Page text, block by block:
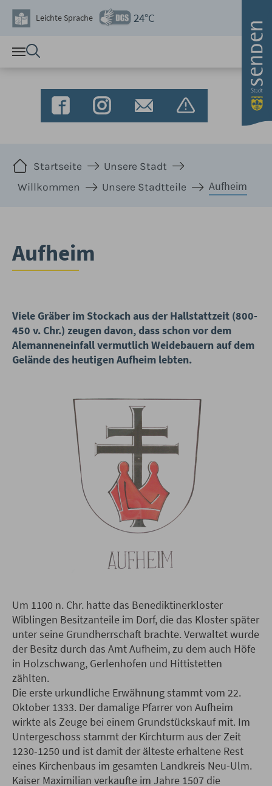
Zum Hauptinhalt springen
Leichte Sprache 24°C
Startseite
Unsere Stadt
Willkommen
Unsere Stadtteile Aufheim
Aufheim
Viele Gräber im Stockach aus der Hallstattzeit (800-
450 v. Chr.) zeugen davon, dass schon vor dem
Alemanneneinfall vermutlich Weidebauern auf dem
Gelände des heutigen Aufheim lebten.
Um 1100 n. Chr. hatte das Benediktinerkloster
Wiblingen Besitzanteile im Dorf, die das Kloster später
unter seine Grundherrschaft brachte. Verwaltet wurde
der Besitz durch das Amt Aufheim, zu dem auch Höfe
in Holzschwang, Gerlenhofen und Hittistetten
zählten.
Die erste urkundliche Erwähnung stammt vom 22.
Oktober 1333. Der damalige Pfarrer von Aufheim
wirkte als Zeuge bei einem Grundstückskauf mit. Im
Untergeschoss stammt der Kirchturm aus der Zeit
1230-1250 und ist damit der älteste erhaltene Rest
eines Kirchenbaus im gesamten Landkreis Neu-Ulm.
Kaiser Maximilian verkaufte im Jahre 1507 die